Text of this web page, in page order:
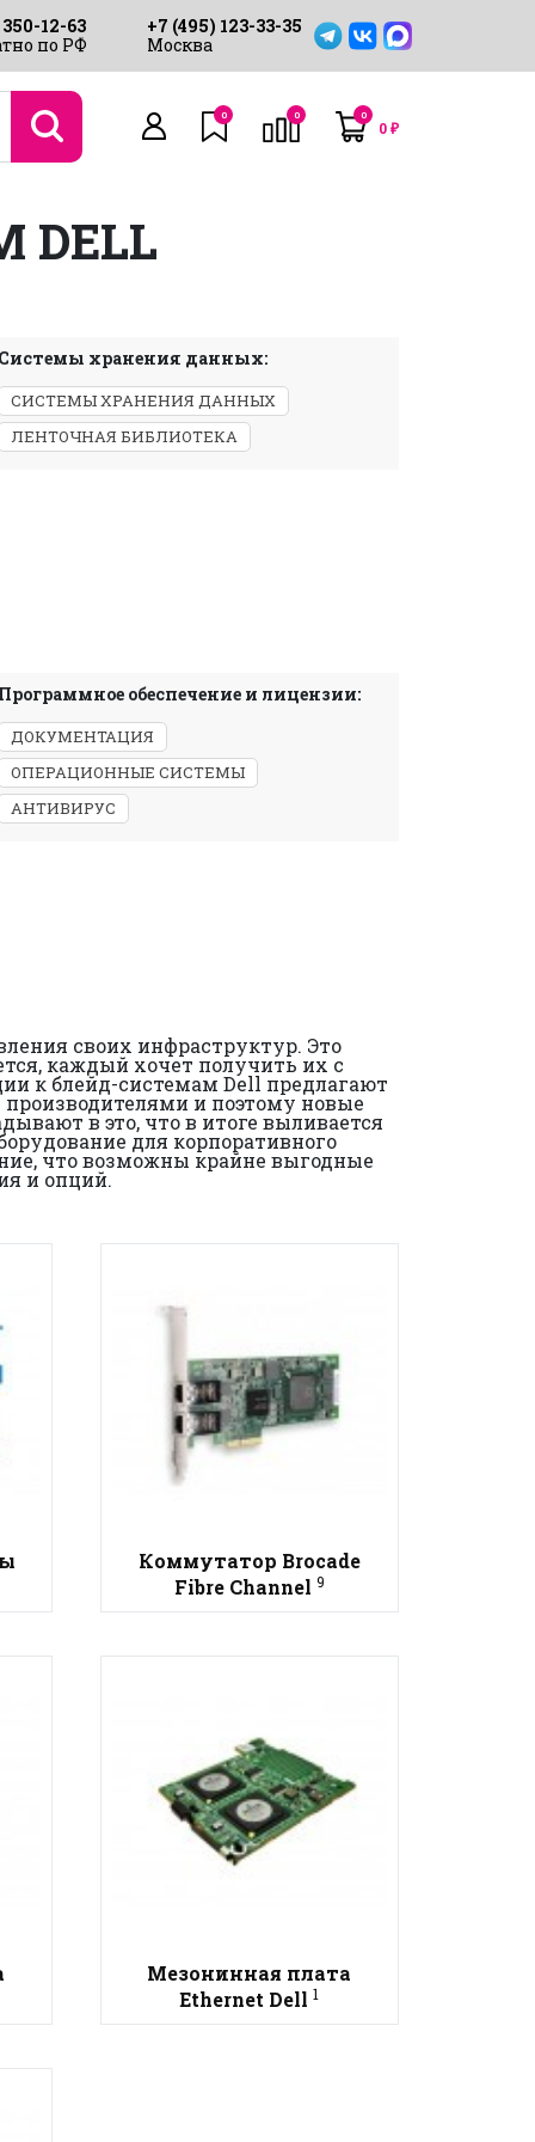
12-63
по РФ
+7 (495) 123-33-35
Москва
0 0 0
0₽
хранения данных:
СИСТЕМЫ ХРАНЕНИЯ ДАННЫХ
ЛЕНТОЧНАЯ БИБЛИОТЕКА
обеспечение и лицензии:
ДОКУМЕНТАЦИЯ
ОПЕРАЦИОННЫЕ СИСТЕМЫ
АНТИВИРУС
своих инфраструктур. Это
каждый хочет получить их с
к блейд-системам Dell предлагают
и поэтому новые
в это, что в итоге выливается
для корпоративного
что возможны крайне выгодные
и опций.
Коммутатор Brocade
Fibre Channel 9
Мезонинная плата
Ethernet Dell1